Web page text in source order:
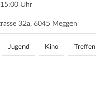
Uhr
32a, 6045 Meggen
Jugend Kino Treffen